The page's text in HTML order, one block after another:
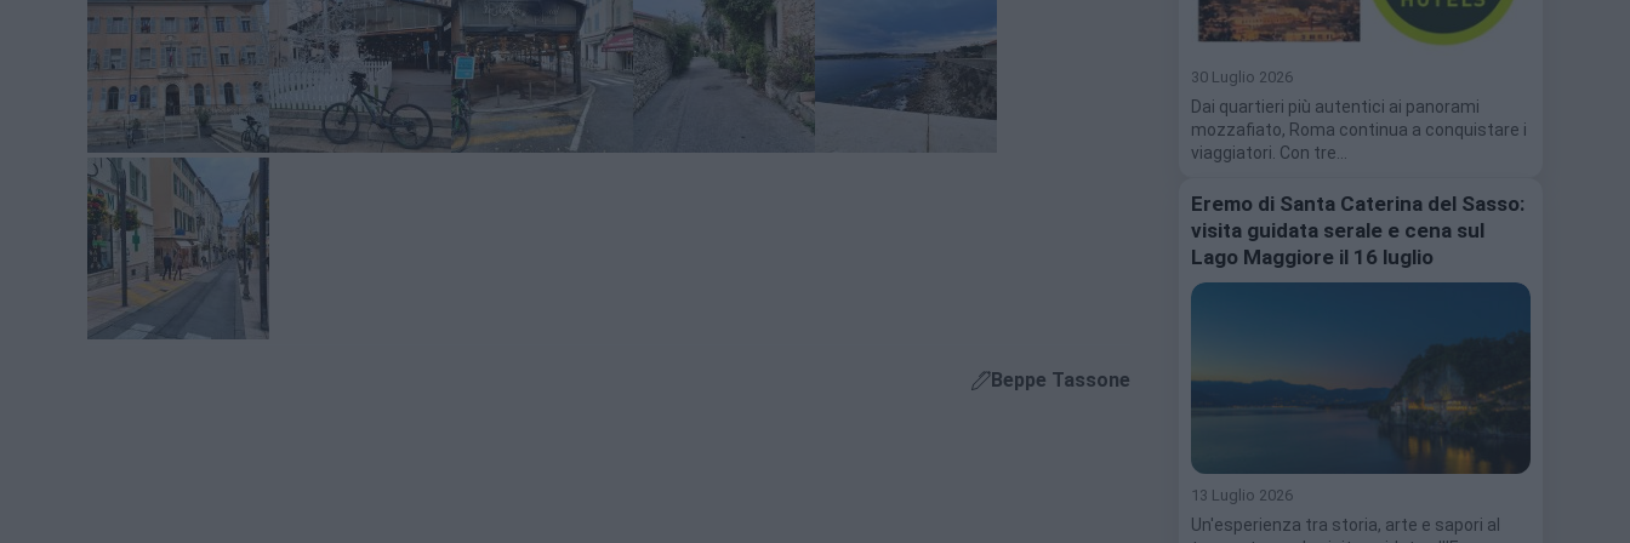
Beppe Tassone
30 Luglio 2026
Dai quartieri più autentici ai panorami
mozzafiato, Roma continua a conquistare i
viaggiatori. Con tre…
Eremo di Santa Caterina del Sasso:
visita guidata serale e cena sul
Lago Maggiore il 16 luglio
13 Luglio 2026
Un'esperienza tra storia, arte e sapori al